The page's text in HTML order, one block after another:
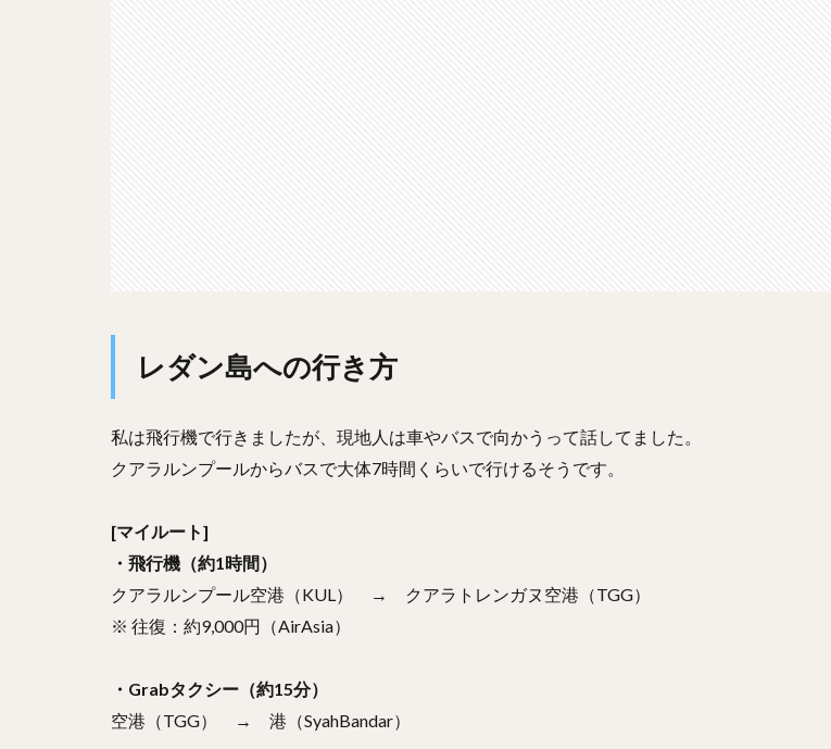
レダン島への行き方
私は飛行機で行きましたが、現地人は車やバスで向かうって話してました。
クアラルンプールからバスで大体7時間くらいで行けるそうです。
[マイルート]
・飛行機（約1時間）
クアラルンプール空港（KUL） → クアラトレンガヌ空港（TGG）
※ 往復：約9,000円（AirAsia）
・Grabタクシー（約15分）
空港（TGG） → 港（SyahBandar）